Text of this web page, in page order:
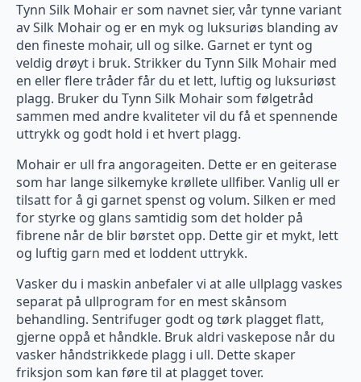
Tynn Silk Mohair er som navnet sier, vår tynne variant
av Silk Mohair og er en myk og luksuriøs blanding av
den fineste mohair, ull og silke. Garnet er tynt og
veldig drøyt i bruk. Strikker du Tynn Silk Mohair med
en eller flere tråder får du et lett, luftig og luksuriøst
plagg. Bruker du Tynn Silk Mohair som følgetråd
sammen med andre kvaliteter vil du få et spennende
uttrykk og godt hold i et hvert plagg.
Mohair er ull fra angorageiten. Dette er en geiterase
som har lange silkemyke krøllete ullfiber. Vanlig ull er
tilsatt for å gi garnet spenst og volum. Silken er med
for styrke og glans samtidig som det holder på
fibrene når de blir børstet opp. Dette gir et mykt, lett
og luftig garn med et loddent uttrykk.
Vasker du i maskin anbefaler vi at alle ullplagg vaskes
separat på ullprogram for en mest skånsom
behandling. Sentrifuger godt og tørk plagget flatt,
gjerne oppå et håndkle. Bruk aldri vaskepose når du
vasker håndstrikkede plagg i ull. Dette skaper
friksjon som kan føre til at plagget tover.